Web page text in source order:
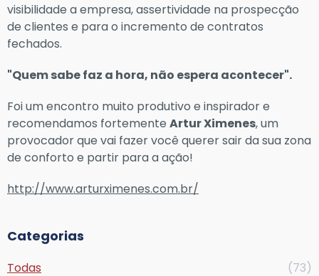
visibilidade a empresa, assertividade na prospecção
de clientes e para o incremento de contratos
fechados.
"Quem sabe faz a hora, não espera acontecer".
Foi um encontro muito produtivo e inspirador e
recomendamos fortemente Artur Ximenes, um
provocador que vai fazer você querer sair da sua zona
de conforto e partir para a ação!
http://www.arturximenes.com.br/
Categorias
Todas
(73)